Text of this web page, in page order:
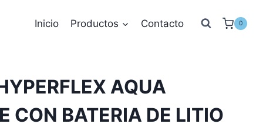
Inicio Productos Contacto 0
AQUA
CON BATERIA DE LITIO